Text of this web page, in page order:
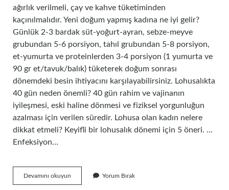
ağırlık verilmeli, çay ve kahve tüketiminden
kaçınılmalıdır. Yeni doğum yapmış kadına ne iyi gelir?
Günlük 2-3 bardak süt-yoğurt-ayran, sebze-meyve
grubundan 5-6 porsiyon, tahıl grubundan 5-8 porsiyon,
et-yumurta ve proteinlerden 3-4 porsiyon (1 yumurta ve
90 gr et/tavuk/balık) tüketerek doğum sonrası
dönemdeki besin ihtiyacını karşılayabilirsiniz. Lohusalıkta
40 gün neden önemli? 40 gün rahim ve vajinanın
iyileşmesi, eski haline dönmesi ve fiziksel yorgunluğun
azalması için verilen süredir. Lohusa olan kadın nelere
dikkat etmeli? Keyifli bir lohusalık dönemi için 5 öneri. …
Enfeksiyon…
Devamını okuyun
Doğum
Yorum Bırak